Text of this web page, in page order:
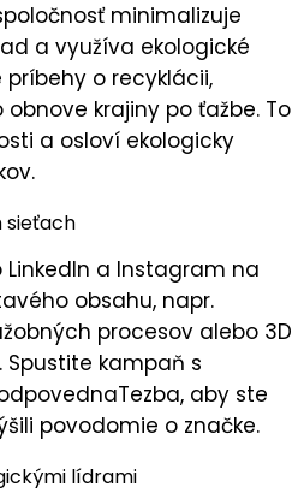
minimalizuje
a využíva ekologické
príbehy o recyklácii,
krajiny po ťažbe. To
a osloví ekologicky
sieťach
a Instagram na
obsahu, napr.
procesov alebo 3D
kampaň s
, aby ste
povodomie o značke.
lídrami